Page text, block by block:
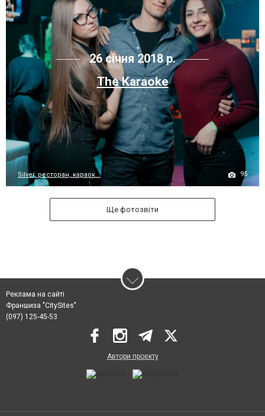
26 січня 2018 р.
The Karaoke
Silver, ресторан, караок... 95
Ще фотозвіти
Реклама на сайті
Франшиза "CitySites"
(097) 125-45-53
Автори проєкту